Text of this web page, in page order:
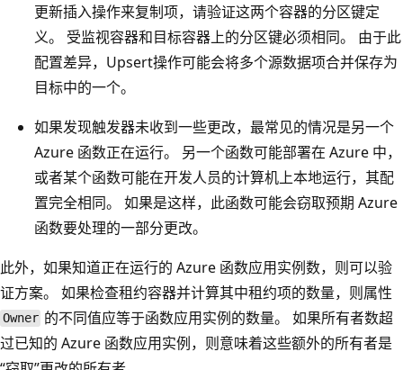
更新插入操作来复制项，请验证这两个容器的分区键定
义。 受监视容器和目标容器上的分区键必须相同。 由于此
配置差异，Upsert操作可能会将多个源数据项合并保存为
目标中的一个。
如果发现触发器未收到一些更改，最常见的情况是另一个
Azure 函数正在运行。 另一个函数可能部署在 Azure 中，
或者某个函数可能在开发人员的计算机上本地运行，其配
置完全相同。 如果是这样，此函数可能会窃取预期 Azure
函数要处理的一部分更改。
此外，如果知道正在运行的 Azure 函数应用实例数，则可以验
证方案。 如果检查租约容器并计算其中租约项的数量，则属性
Owner 的不同值应等于函数应用实例的数量。 如果所有者数超
过已知的 Azure 函数应用实例，则意味着这些额外的所有者是